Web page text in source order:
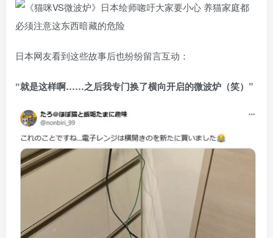
日本网友看到这些故事后也纷纷留言互动：
“就是这样啊……之后我专门换了横向开启的微波炉（笑）”